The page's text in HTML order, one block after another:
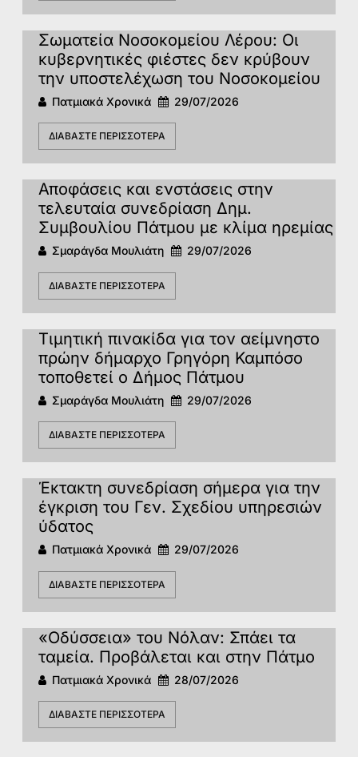
Σωματεία Νοσοκομείου Λέρου: Οι
κυβερνητικές φιέστες δεν κρύβουν
την υποστελέχωση του Νοσοκομείου
Πατμιακά Χρονικά 29/07/2026
ΔΙΑΒΆΣΤΕ ΠΕΡΙΣΣΌΤΕΡΑ
Αποφάσεις και ενστάσεις στην
τελευταία συνεδρίαση Δημ.
Συμβουλίου Πάτμου με κλίμα ηρεμίας
Σμαράγδα Μουλιάτη 29/07/2026
ΔΙΑΒΆΣΤΕ ΠΕΡΙΣΣΌΤΕΡΑ
Τιμητική πινακίδα για τον αείμνηστο
πρώην δήμαρχο Γρηγόρη Καμπόσο
τοποθετεί ο Δήμος Πάτμου
Σμαράγδα Μουλιάτη 29/07/2026
ΔΙΑΒΆΣΤΕ ΠΕΡΙΣΣΌΤΕΡΑ
Έκτακτη συνεδρίαση σήμερα για την
έγκριση του Γεν. Σχεδίου υπηρεσιών
ύδατος
Πατμιακά Χρονικά 29/07/2026
ΔΙΑΒΆΣΤΕ ΠΕΡΙΣΣΌΤΕΡΑ
«Οδύσσεια» του Νόλαν: Σπάει τα
ταμεία. Προβάλεται και στην Πάτμο
Πατμιακά Χρονικά 28/07/2026
ΔΙΑΒΆΣΤΕ ΠΕΡΙΣΣΌΤΕΡΑ